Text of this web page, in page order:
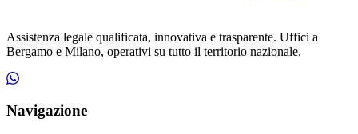
Assistenza legale qualificata, innovativa e trasparente. Uffici a
Bergamo e Milano, operativi su tutto il territorio nazionale.
Navigazione